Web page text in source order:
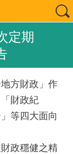
定期
方財政」作
財政紀
等四大面向
政穩健之精